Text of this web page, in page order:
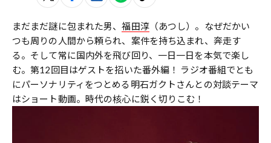
まだまだ謎に包まれた男、福田淳（あつし）。なぜだかい
つも周りの人間から頼られ、案件を持ち込まれ、奔走す
る。そして常に国内外を飛び回り、一日一日を本気で楽し
む。第12回目はゲストを招いた番外編！ ラジオ番組でとも
にパーソナリティをつとめる明石ガクトさんとの対談テーマ
はショート動画。時代の核心に鋭く切りこむ！